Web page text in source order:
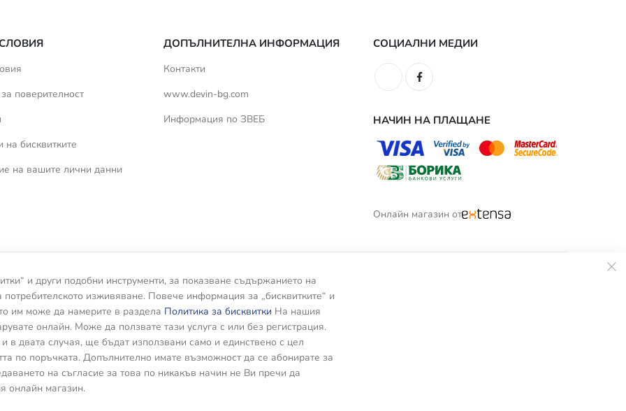
поверителност
на бисквитките
на вашите лични данни
ДОПЪЛНИТЕЛНА ИНФОРМАЦИЯ
Контакти
www.devin-bg.com
Информация по ЗВЕБ
СОЦИАЛНИ МЕДИИ
НАЧИН НА ПЛАЩАНЕ
Онлайн магазин от
и други подобни инструменти, за показване съдържанието на
изживяване. Повече информация за „бисквитките“ и
им може да намерите в раздела Политика за бисквитки На нашия
онлайн. Може да ползвате тази услуга с или без регистрация.
в двата случая, ще бъдат използвани само и единствено с цел
по поръчката. Допълнително имате възможност да се абонирате за
на съгласие за това по никакъв начин не Ви пречи да
онлайн магазин.